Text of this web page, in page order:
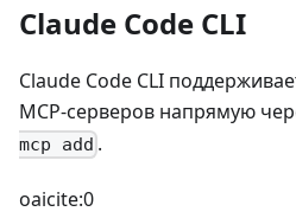
Claude Code CLI
Claude Code CLI
MCP-серверов напрямую
mcp add .
oaicite:0